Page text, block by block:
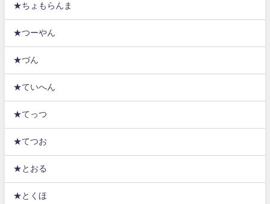
★ちょもらんま
★つーやん
★づん
★ていへん
★てっつ
★てつお
★とおる
★とくほ